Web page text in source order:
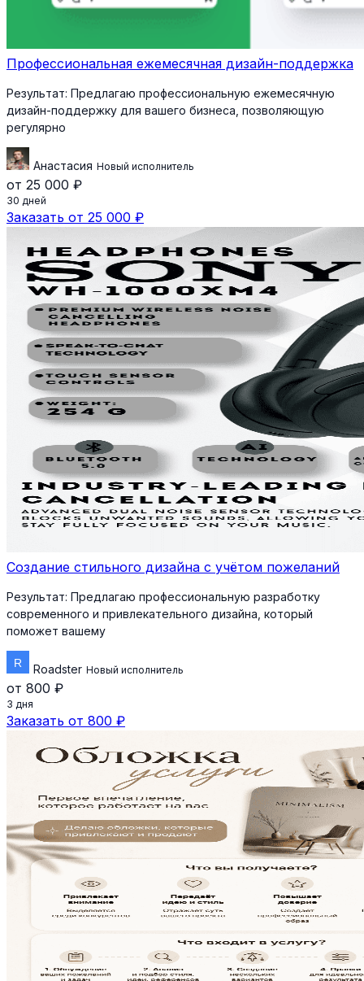
Профессиональная ежемесячная дизайн-поддержка
Результат: Предлагаю профессиональную ежемесячную
дизайн-поддержку для вашего бизнеса, позволяющую
регулярно
Анастасия Новый исполнитель
от 25 000 ₽
30 дней
Заказать от 25 000 ₽
Создание стильного дизайна с учётом пожеланий
Результат: Предлагаю профессиональную разработку
современного и привлекательного дизайна, который
поможет вашему
Roadster Новый исполнитель
от 800 ₽
3 дня
Заказать от 800 ₽